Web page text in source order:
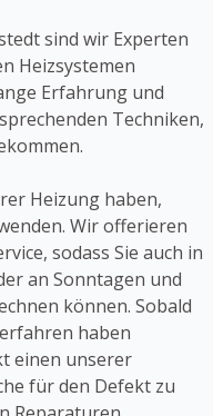
sind wir Experten
Heizsystemen
Erfahrung und
Techniken,
Heizung haben,
Wir offerieren
sodass Sie auch in
an Sonntagen und
können. Sobald
haben
einen unserer
für den Defekt zu